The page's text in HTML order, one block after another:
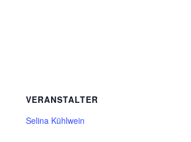
VERANSTALTER
Selina Kühlwein